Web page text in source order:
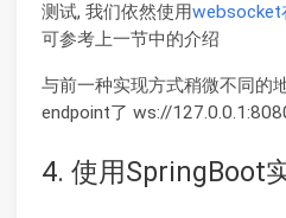
测试, 我们依然使用websocket
可参考上一节中的介绍
与前一种实现方式稍微不同的
endpoint了 ws://
4. 使用SpringBoot